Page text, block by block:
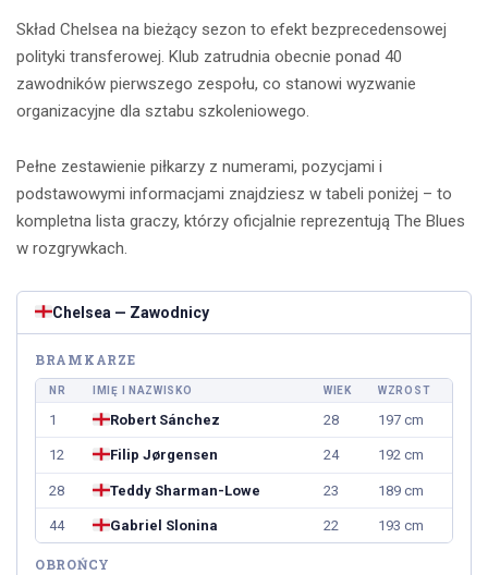
Skład Chelsea na bieżący sezon to efekt bezprecedensowej
polityki transferowej. Klub zatrudnia obecnie ponad 40
zawodników pierwszego zespołu, co stanowi wyzwanie
organizacyjne dla sztabu szkoleniowego.
Pełne zestawienie piłkarzy z numerami, pozycjami i
podstawowymi informacjami znajdziesz w tabeli poniżej – to
kompletna lista graczy, którzy oficjalnie reprezentują The Blues
w rozgrywkach.
Chelsea — Zawodnicy
BRAMKARZE
NR IMIĘ I NAZWISKO WIEK WZROST
1 Robert Sánchez 28 197 cm
12 Filip Jørgensen 24 192 cm
28 Teddy Sharman-Lowe 23 189 cm
44 Gabriel Slonina 22 193 cm
OBROŃCY